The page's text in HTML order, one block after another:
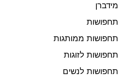
מידברן
תחפושות
תחפושות ממותגות
תחפושות לזוגות
תחפושות לנשים